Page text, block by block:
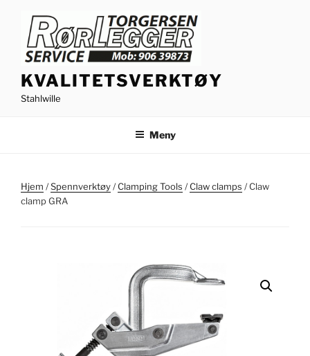
innhold
KVALITETSVERKTØY
Stahlwille
Meny
Hjem /Spennverktøy/Clamping Tools /Claw clamps / Claw
clamp GRA